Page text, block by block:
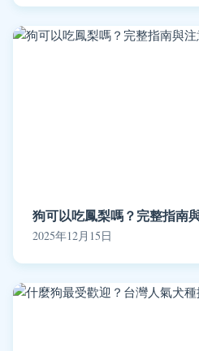
狗可以吃鳳梨嗎？完整指南
2025年12月15日